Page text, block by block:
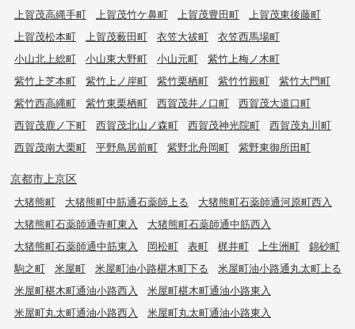
上賀茂高縄手町
上賀茂竹ケ鼻町 上賀茂豊田町
上賀茂東後藤町
上賀茂松本町
上賀茂薮田町 衣笠大祓町
衣笠西馬場町
小山北上総町
小山東大野町 小山元町
紫竹上梅ノ木町
紫竹上芝本町
紫竹上ノ岸町 紫竹栗栖町 紫竹竹殿町
紫竹大門町
紫竹西高縄町
紫竹東栗栖町 西賀茂井ノ口町
西賀茂大道口町
西賀茂鹿ノ下町
西賀茂北山ノ森町 西賀茂神光院町
西賀茂丸川町
西賀茂南大栗町
平野鳥居前町 紫野北舟岡町 紫野東御所田町
京都市上京区
大猪熊町 大猪熊町中筋通石薬師上る
大猪熊町石薬師通河原町西入
大猪熊町石薬師通寺町東入
大猪熊町石薬師通中筋西入
大猪熊町石薬師通中筋東入
岡松町 表町 梶井町 上生洲町
錦砂町
駒之町
米屋町 米屋町油小路椹木町下る
米屋町油小路通丸太町上る
米屋町椹木町通油小路西入
米屋町椹木町通油小路東入
米屋町丸太町通油小路西入
米屋町丸太町通油小路東入